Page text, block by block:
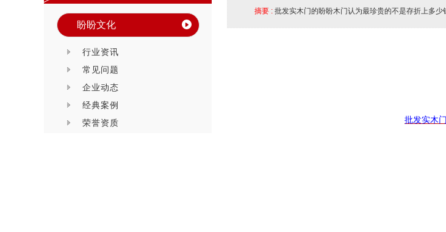
盼盼文化
行业资讯
常见问题
企业动态
经典案例
荣誉资质
摘要 : 批发实木门的盼盼木门认为最珍贵的不是存折上多
批发实木门